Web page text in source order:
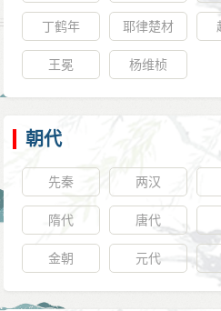
句，而且不是一般的男女之情
太多的约束，如果李商隐是和
就可以像杜牧一样大大方方地
类的话。联系到电影《2046
腔郁闷，想说又无处说，只好
到树洞里，猜想李商隐多半是
且这位有夫之妇的身份很不寻
高贵的人，因为大家一会看下
喻了女主角的身份之高，恐怕
在唐代，未婚男女间的私情以
的私情都是比较能被社会容忍
到获准。
闲居时期
辞去了弘农县尉，李商隐经
次，他的职位（“正字”）品阶
低。即便如此，李商隐毕竟又
在唐代，大家普遍认为在京城
有更多的机会升迁，而李商隐
易受到高层的关注。对李商隐
宰相李德裕获得了武宗充分的
丁鹤年 耶律楚材
王冕 杨维桢
朝代
先秦 两汉
隋代 唐代
金朝 元代